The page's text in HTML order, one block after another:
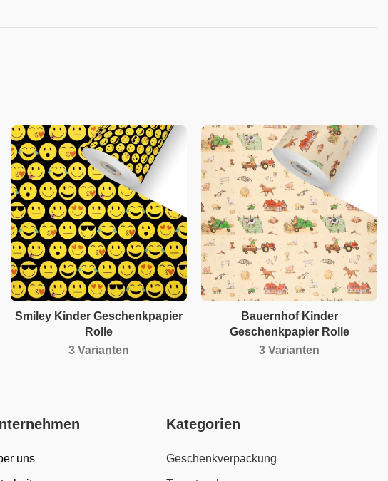
Smiley Kinder Geschenkpapier
Rolle
3 Varianten
Bauernhof Kinder
Geschenkpapier Rolle
3 Varianten
uns
Kategorien
Geschenkverpackung